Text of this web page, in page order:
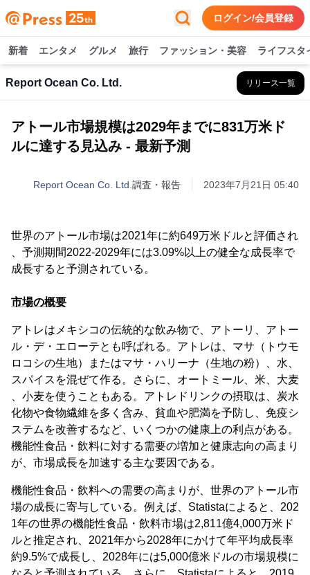
ログイン/会員登録
新着 エンタメ グルメ 旅行 ファッション・美容 ライフスタ
Report Ocean Co. Ltd. リリース一覧
アトール市場規模は2029年までに831万米ド
ルに達する見込み - 最新予測
Report Ocean Co. Ltd. 調査・報告 2023年7月21日 05:40
世界のアトール市場は2021年に約649万米ドルと評価され
、予測期間2022-2029年には3.09%以上の健全な成長率で
成長すると予測されている。
市場の概要
アトレはメキシコの伝統的な飲み物で、アトーリ、アトー
ル・デ・エローテとも呼ばれる。アトレは、マサ（トウモ
ロコシの生地）またはマサ・ハリーナ（生地の粉）、水、
スパイスを混ぜて作る。さらに、オートミール、米、大麦
、小麦を使うこともある。アトレドリンクの摂取は、炭水
化物や食物繊維を多く含み、貧血や肥満を予防し、免疫シ
ステムを改善するなど、いくつかの健康上の利点がある。
機能性食品・飲料に対する需要の増加と健康志向の高まり
が、市場成長を加速する主な要因である。
機能性食品・飲料への需要の高まりが、世界のアトール市
場の成長に寄与している。例えば、Statistaによると、202
1年の世界の機能性食品・飲料市場は2,811億4,000万米ド
ルと推定され、2021年から2028年にかけて年平均成長率
約9.5%で成長し、2028年には5,000億米ドルの市場規模に